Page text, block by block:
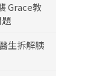
Grace教
生拆解胰